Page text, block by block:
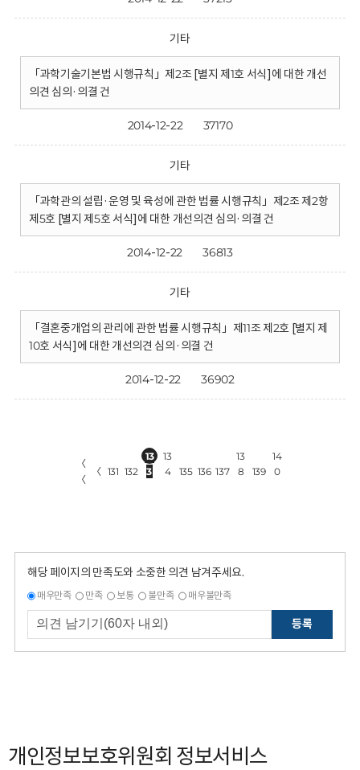
기타
「과학기술기본법 시행규칙」제2조 [별지 제1호 서식]에 대한 개선
의견 심의·의결 건
2014-12-22 37170
기타
「과학관의 설립·운영 및 육성에 관한 법률 시행규칙」제2조 제2항
제5호 [별지 제5호 서식]에 대한 개선의견 심의·의결 건
2014-12-22 36813
기타
「결혼중개업의 관리에 관한 법률 시행규칙」제11조 제2호 [별지 제
10호 서식]에 대한 개선의견 심의·의결 건
2014-12-22 36902
〈
〈
〈 131 132
13
3
13
4
135 136 137
13
8
139
14
0
해당 페이지의 만족도와 소중한 의견 남겨주세요.
매우만족 만족 보통 불만족 매우불만족
등록
개인정보보호위원회 정보서비스